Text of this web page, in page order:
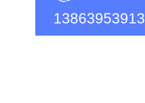
13863953913